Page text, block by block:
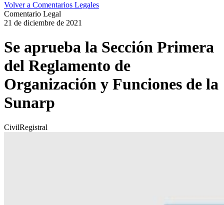
Volver a Comentarios Legales
Comentario Legal
21 de diciembre de 2021
Se aprueba la Sección Primera
del Reglamento de
Organización y Funciones de la
Sunarp
CivilRegistral